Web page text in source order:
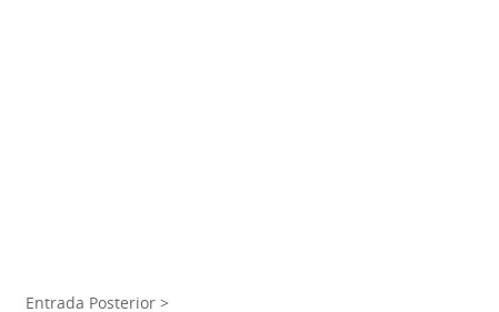
Entrada Posterior >